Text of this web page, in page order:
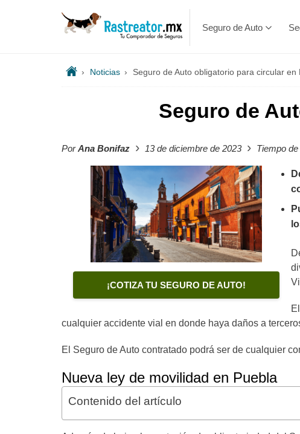
Seguro de Auto
› Noticias › Seguro de Auto obligatorio para circular en
Seguro de
PorAna Bonifaz › 13 de diciembre de 2023 › Tiempo
¡COTIZA TU SEGURO DE AUTO!
cualquier accidente vial en donde haya daños a
El Seguro de Auto contratado podrá ser de cualquier
Nueva ley de movilidad en Puebla
Contenido del artículo